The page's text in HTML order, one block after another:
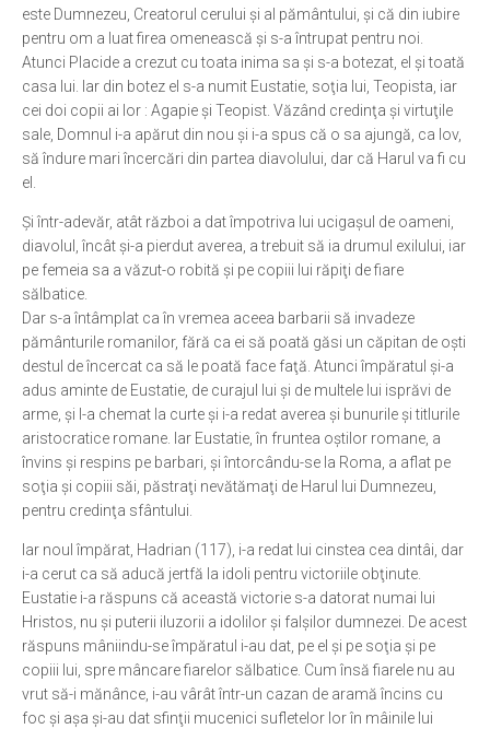
Adicții și vindecări
Gadgeturi cu două tăișuri
Bucătărie biblică
Interviuri
Puncte de Vedere
este Dumnezeu, Creatorul cerului şi al pământului, şi că din iubire
pentru om a luat firea omenească şi s-a întrupat pentru noi.
Atunci Placide a crezut cu toata inima sa şi s-a botezat, el şi toată
casa lui. Iar din botez el s-a numit Eustatie, soţia lui, Teopista, iar
cei doi copii ai lor : Agapie şi Teopist. Văzând credinţa şi virtuţile
sale, Domnul i-a apărut din nou şi i-a spus că o sa ajungă, ca Iov,
să îndure mari încercări din partea diavolului, dar că Harul va fi cu
el.
Şi într-adevăr, atât război a dat împotriva lui ucigaşul de oameni,
diavolul, încât şi-a pierdut averea, a trebuit să ia drumul exilului, iar
pe femeia sa a văzut-o robită şi pe copiii lui răpiţi de fiare
sălbatice.
Dar s-a întâmplat ca în vremea aceea barbarii să invadeze
pământurile romanilor, fără ca ei să poată găsi un căpitan de oşti
destul de încercat ca să le poată face faţă. Atunci împăratul şi-a
adus aminte de Eustatie, de curajul lui şi de multele lui isprăvi de
arme, şi l-a chemat la curte şi i-a redat averea şi bunurile şi titlurile
aristocratice romane. Iar Eustatie, în fruntea oştilor romane, a
învins şi respins pe barbari, şi întorcându-se la Roma, a aflat pe
soţia şi copiii săi, păstraţi nevătămaţi de Harul lui Dumnezeu,
pentru credinţa sfântului.
Iar noul împărat, Hadrian (117), i-a redat lui cinstea cea dintâi, dar
i-a cerut ca să aducă jertfă la idoli pentru victoriile obţinute.
Eustatie i-a răspuns că această victorie s-a datorat numai lui
Hristos, nu şi puterii iluzorii a idolilor şi falşilor dumnezei. De acest
răspuns mâniindu-se împăratul i-au dat, pe el şi pe soţia şi pe
copiii lui, spre mâncare fiarelor sălbatice. Cum însă fiarele nu au
vrut să-i mănânce, i-au vârât într-un cazan de aramă încins cu
foc şi aşa şi-au dat sfinţii mucenici sufletelor lor în mâinile lui